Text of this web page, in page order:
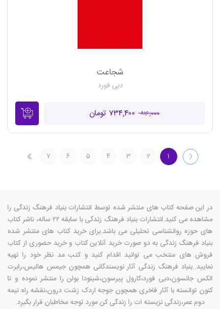
شجاعت
دبی فورد
۸۱۶,۰۰۰ ۷۳۴,۴۰۰ تومان
۱ ۲ ۳ ۴ ۵ ۶ ۷
در این صفحه کتاب های منتشر شده توسط انتشارات بنیاد فرهنگ زندگی را
مشاهده می کنید.انتشارات بنیاد فرهنگ زندگی با سابقه ۲۲ ساله، ناشر کتاب
های حوزه روانشناسی تحلیلی می باشد.برای خرید کتاب های منتشر شده
بنیاد فرهنگ زندگی به دو صورت خرید آنلاین کتاب و خرید حضوری از کتاب
فروش های منتخب می توانید اقدام کنید و کتب مد نظر خود را تهیه
نمایید..بنیاد فرهنگ زندگی آثار نویسندگانی همچون جیمس هالیس،رابرت
الکس جانسون،دبی فورد،کارول پیرسون،شینودا بولن را منتشر نموده و تا
کنون توانسته با آثار فاخری همچون جوجه اردک زشت درون،نقشه راه نیمه
دوم عمر،زندگی نزیسته ات را زندگی کن مورد توجه مخاطبان قرار بگیرد.